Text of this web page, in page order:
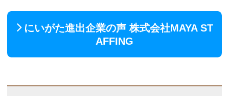
にいがた進出企業の声 株式会社MAYA ST
AFFING